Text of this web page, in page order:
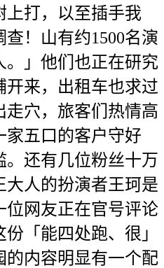
上打，以至插手我
！山有约1500名演
。」他们也正在研究
开来，出租车也求过
走穴，旅客们热情高
家五口的客户守好
。还有几位粉丝十万
大人的扮演者王珂是
位网友正在官号评论
「能四处跑、很」
的内容明显有一个配